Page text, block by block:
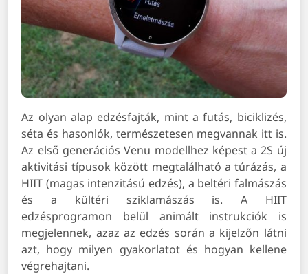
Az olyan alap edzésfajták, mint a futás, biciklizés,
séta és hasonlók, természetesen megvannak itt is.
Az első generációs Venu modellhez képest a 2S új
aktivitási típusok között megtalálható a túrázás, a
HIIT (magas intenzitású edzés), a beltéri falmászás
és a kültéri sziklamászás is. A HIIT
edzésprogramon belül animált instrukciók is
megjelennek, azaz az edzés során a kijelzőn látni
azt, hogy milyen gyakorlatot és hogyan kellene
végrehajtani.